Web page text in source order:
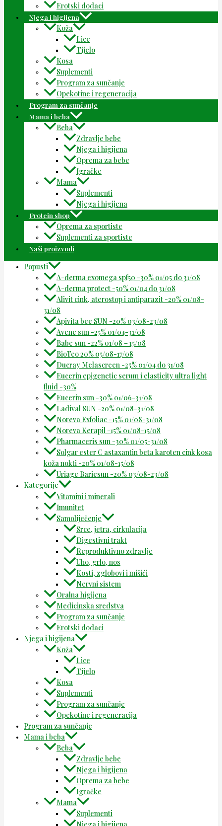
Erotski dodaci
Njega i higijena
Koža
Lice
Tijelo
Kosa
Suplementi
Program za sunčanje
Opekotine i regeneracija
Program za sunčanje
Mama i beba
Beba
Zdravlje bebe
Njega i higijena
Oprema za bebe
Igračke
Mama
Suplementi
Njega i higijena
Protein shop
Oprema za sportiste
Suplementi za sportiste
Naši proizvodi
Popusti
A-derma exomega spf50 -30% 01/05 do 31/08
A-derma protect -50% 01/04 do 31/08
Alivit cink, aterostop i antiparazit -20% 01/08-
31/08
Apivita bee SUN -20% 03/08-23/08
Avene sun -25% 01/04-31/08
Babe sun -22% 01/08 – 15/08
BioTeo 20% 05/08-17/08
Ducray Melascreen -25% 01/04 do 31/08
Eucerin epigenetic serum i elasticity ultra light
fluid -30%
Eucerin sun -30% 01/06-31/08
Ladival SUN -20% 01/08-31/08
Noreva Exfoliac -15% 01/08-31/08
Noreva Kerapil -15% 01/08-15/08
Pharmaceris sun -30% 01/05-31/08
Solgar ester C astaxantin beta karoten cink kosa
koža nokti -20% 01/08-15/08
Uriage Bariesun -20% 03/08-23/08
Kategorije
Vitamini i minerali
Imunitet
Samoliječenje
Srce, jetra, cirkulacija
Digestivni trakt
Reproduktivno zdravlje
Uho, grlo, nos
Kosti, zglobovi i mišići
Nervni sistem
Oralna higijena
Medicinska sredstva
Program za sunčanje
Erotski dodaci
Njega i higijena
Koža
Lice
Tijelo
Kosa
Suplementi
Program za sunčanje
Opekotine i regeneracija
Program za sunčanje
Mama i beba
Beba
Zdravlje bebe
Njega i higijena
Oprema za bebe
Igračke
Mama
Suplementi